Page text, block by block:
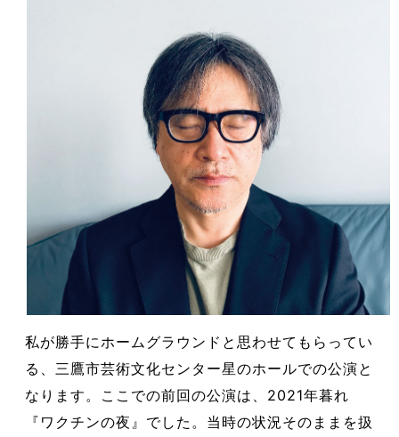
私が勝手にホームグラウンドと思わせてもらってい
る、三鷹市芸術文化センター星のホールでの公演と
なります。ここでの前回の公演は、2021年暮れ
『ワクチンの夜』でした。当時の状況そのままを扱